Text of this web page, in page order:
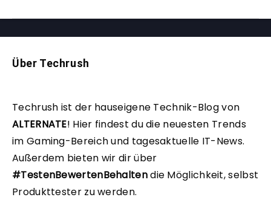
Über Techrush
Techrush ist der hauseigene Technik-Blog von
ALTERNATE! Hier findest du die neuesten Trends
im Gaming-Bereich und tagesaktuelle IT-News.
Außerdem bieten wir dir über
#TestenBewertenBehaltendie Möglichkeit, selbst
Produkttester zu werden.